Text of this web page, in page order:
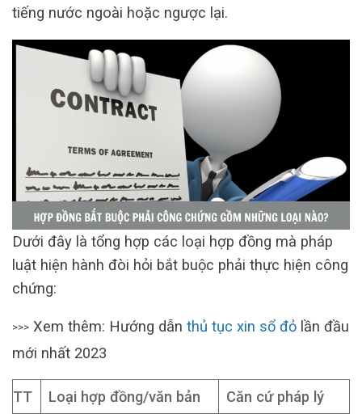
tiếng nước ngoài hoặc ngược lại.
Dưới đây là tổng hợp các loại hợp đồng mà pháp
luật hiện hành đòi hỏi bắt buộc phải thực hiện công
chứng:
>>> Xem thêm: Hướng dẫn thủ tục xin sổ đỏ lần đầu
mới nhất 2023
TT Loại hợp đồng/văn bản
Căn cứ pháp lý